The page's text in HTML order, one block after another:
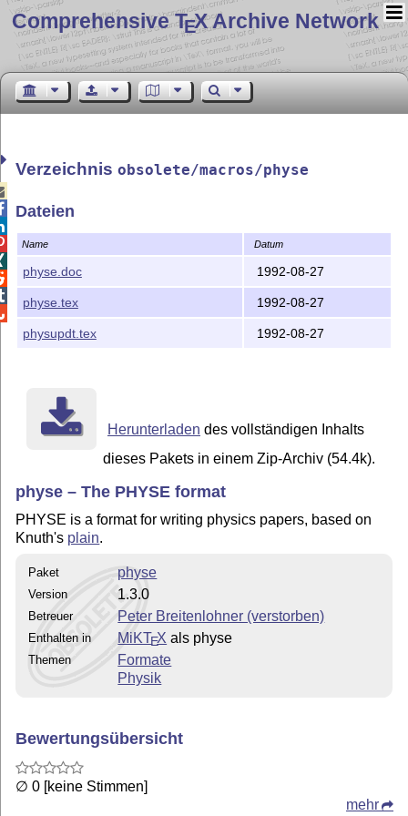
Comprehensive TEX Archive Network
Verzeichnisobsolete/macros/physe
Dateien
Name Datum
physe.doc 1992-08-27
physe.tex 1992-08-27
physupdt.tex 1992-08-27
Herunterladen des vollständigen Inhalts
dieses Pakets in einem Zip-Archiv (54.4k).
physe – The PHYSE format
PHYSE is a format for writing physics papers, based on
Knuth's plain.
Paket physe
Version 1.3.0
Betreuer Peter Breitenlohner (verstorben)
Enthalten in MiKTEX als physe
Themen
Formate
Physik
Bewertungsübersicht
∅ 0 [keine Stimmen]
mehr